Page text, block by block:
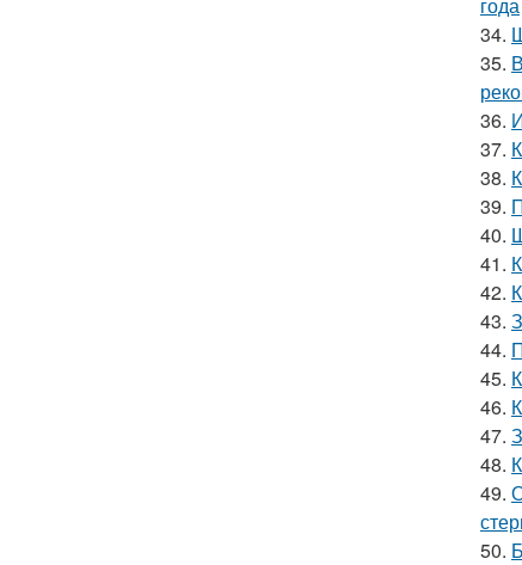
34.
35.
36.
37.
38.
39.
40.
41.
42.
43.
44.
45.
46.
47.
48.
49.
50.